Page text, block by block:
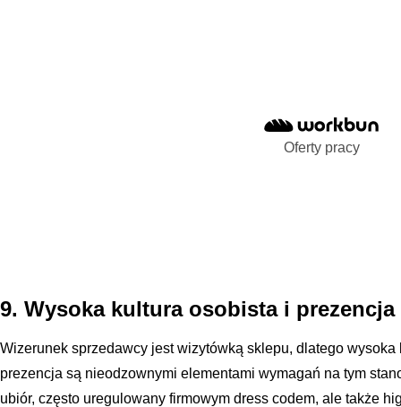
Oferty pracy
9. Wysoka kultura osobista i prezencja
Wizerunek sprzedawcy jest wizytówką sklepu, dlatego
prezencja są nieodzownymi elementami wymagań na tym
ubiór, często uregulowany firmowym dress codem, ale także